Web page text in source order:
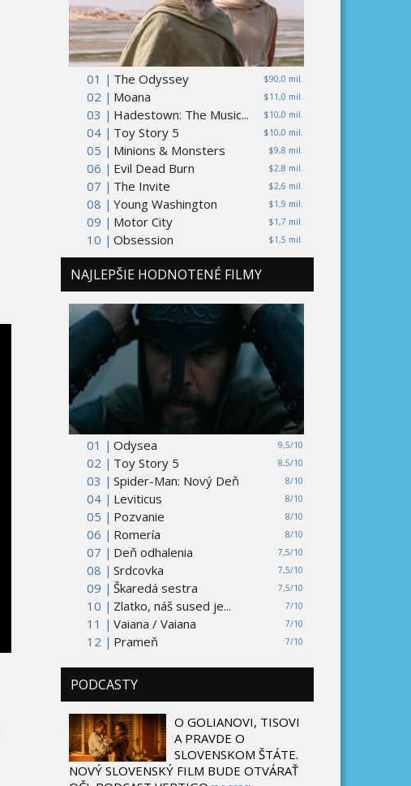
01 | $90,0 mil.
The Odyssey
02 |
$11,0 mil.
Moana
03 |
$10,0 mil.
Hadestown: The Music...
04 |
$10,0 mil.
Toy Story 5
05 |
$9,8 mil.
Minions & Monsters
06 |
$2,8 mil.
Evil Dead Burn
07 |
$2,6 mil.
The Invite
08 |
$1,9 mil.
Young Washington
09 |
$1,7 mil.
Motor City
10 |
$1,5 mil.
Obsession
NAJLEPŠIE HODNOTENÉ FILMY
01 | 9,5/10
Odysea
02 |
8,5/10
Toy Story 5
03 |
8/10
Spider-Man: Nový Deň
04 |
8/10
Leviticus
05 |
8/10
Pozvanie
06 |
8/10
Romería
07 |
7,5/10
Deň odhalenia
08 |
7,5/10
Srdcovka
09 |
7,5/10
Škaredá sestra
10 |
7/10
Zlatko, náš sused je...
11 |
7/10
Vaiana / Vaiana
12 |
7/10
Prameň
PODCASTY
O GOLIANOVI, TISOVI
A PRAVDE O
SLOVENSKOM ŠTÁTE.
NOVÝ SLOVENSKÝ FILM BUDE OTVÁRAŤ